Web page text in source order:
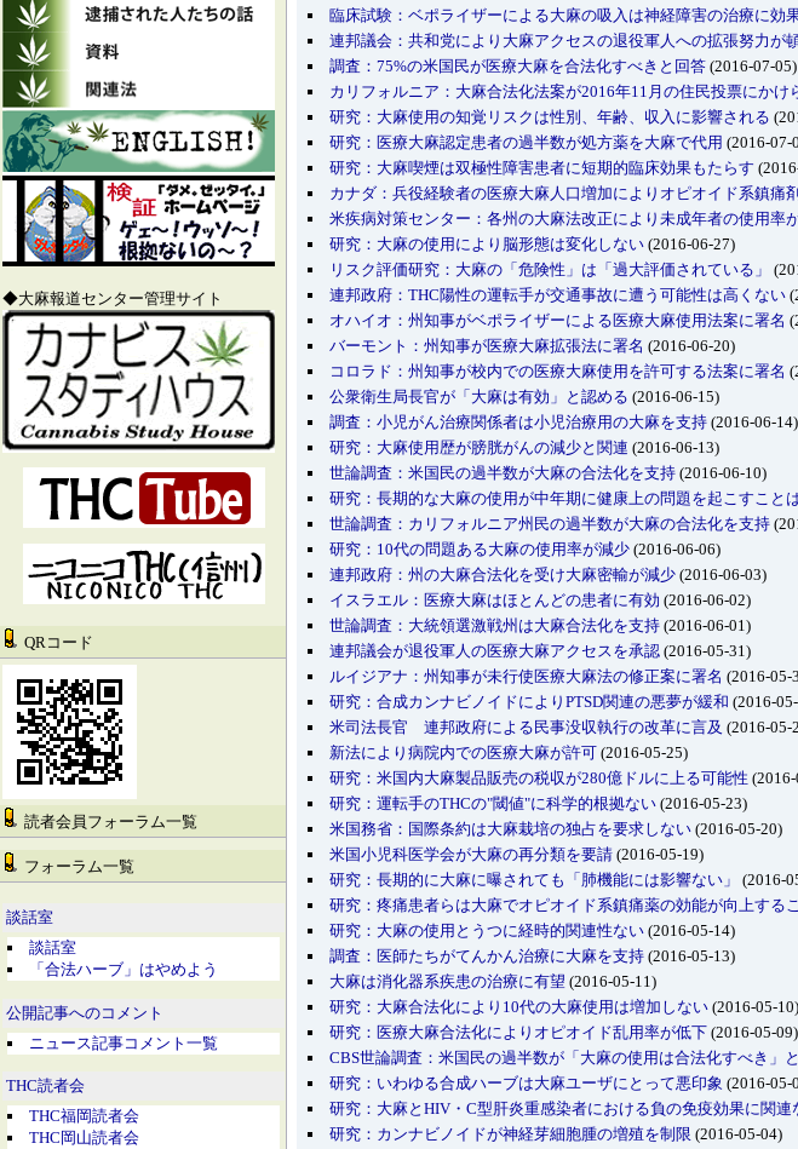
◆大麻報道センター管理サイト
QRコード
読者会員フォーラム一覧
フォーラム一覧
談話室
談話室
「合法ハーブ」はやめよう
公開記事へのコメント
ニュース記事コメント一覧
THC読者会
THC福岡読者会
THC岡山読者会
臨床試験：ベポライザーによる大麻の吸入は神経障害の治療に効
連邦議会：共和党により大麻アクセスの退役軍人への拡張努力が
調査：75%の米国民が医療大麻を合法化すべきと回答 (2016-07-05)
カリフォルニア：大麻合法化法案が2016年11月の住民投票にかけ
研究：大麻使用の知覚リスクは性別、年齢、収入に影響される
研究：医療大麻認定患者の過半数が処方薬を大麻で代用 (2016-07-
研究：大麻喫煙は双極性障害患者に短期的臨床効果もたらす
カナダ：兵役経験者の医療大麻人口増加によりオピオイド系鎮痛
米疾病対策センター：各州の大麻法改正により未成年者の使用率
研究：大麻の使用により脳形態は変化しない (2016-06-27)
リスク評価研究：大麻の「危険性」は「過大評価されている」
連邦政府：THC陽性の運転手が交通事故に遭う可能性は高くない
オハイオ：州知事がベポライザーによる医療大麻使用法案に署名
バーモント：州知事が医療大麻拡張法に署名 (2016-06-20)
コロラド：州知事が校内での医療大麻使用を許可する法案に署名
公衆衛生局長官が「大麻は有効」と認める (2016-06-15)
調査：小児がん治療関係者は小児治療用の大麻を支持 (2016-06-14)
研究：大麻使用歴が膀胱がんの減少と関連 (2016-06-13)
世論調査：米国民の過半数が大麻の合法化を支持 (2016-06-10)
研究：長期的な大麻の使用が中年期に健康上の問題を起こすこと
世論調査：カリフォルニア州民の過半数が大麻の合法化を支持
研究：10代の問題ある大麻の使用率が減少 (2016-06-06)
連邦政府：州の大麻合法化を受け大麻密輸が減少 (2016-06-03)
イスラエル：医療大麻はほとんどの患者に有効 (2016-06-02)
世論調査：大統領選激戦州は大麻合法化を支持 (2016-06-01)
連邦議会が退役軍人の医療大麻アクセスを承認 (2016-05-31)
ルイジアナ：州知事が未行使医療大麻法の修正案に署名 (2016-05-
研究：合成カンナビノイドによりPTSD関連の悪夢が緩和 (2016-
米司法長官 連邦政府による民事没収執行の改革に言及 (2016-05-
新法により病院内での医療大麻が許可 (2016-05-25)
研究：米国内大麻製品販売の税収が280億ドルに上る可能性
研究：運転手のTHCの"閾値"に科学的根拠ない (2016-05-23)
米国務省：国際条約は大麻栽培の独占を要求しない (2016-05-20)
米国小児科医学会が大麻の再分類を要請 (2016-05-19)
研究：長期的に大麻に曝されても「肺機能には影響ない」
(2016-
研究：疼痛患者らは大麻でオピオイド系鎮痛薬の効能が向上する
研究：大麻の使用とうつに経時的関連性ない (2016-05-14)
調査：医師たちがてんかん治療に大麻を支持 (2016-05-13)
大麻は消化器系疾患の治療に有望 (2016-05-11)
研究：大麻合法化により10代の大麻使用は増加しない (2016-05-10)
研究：医療大麻合法化によりオピオイド乱用率が低下 (2016-05-09)
CBS世論調査：米国民の過半数が「大麻の使用は合法化すべき」
研究：いわゆる合成ハーブは大麻ユーザにとって悪印象 (2016-05-
研究：大麻とHIV・C型肝炎重感染者における負の免疫効果に関連
研究：カンナビノイドが神経芽細胞腫の増殖を制限 (2016-05-04)